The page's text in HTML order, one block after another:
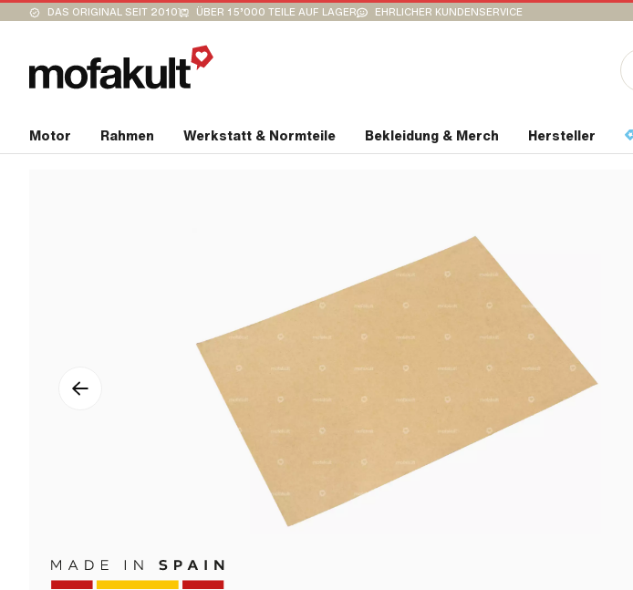
DAS ORIGINAL SEIT 2010 ÜBER 15’000 TEILE AUF LAGER EHRLICHER KUNDENSERVICE
Motor Rahmen Werkstatt & Normteile Bekleidung & Merch Hersteller